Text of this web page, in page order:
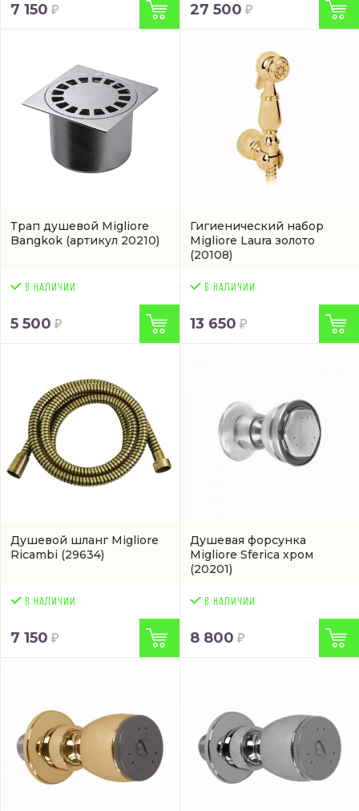
7 150 27 500
Трап душевой Migliore
Bangkok (артикул 20210)
5 500
Гигиенический набор
Migliore Laura золото
(20108)
13 650
Душевой шланг Migliore
Ricambi (29634)
7 150
Душевая форсунка
Migliore Sferica хром
(20201)
8 800